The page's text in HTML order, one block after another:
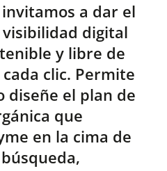
a dar el
digital
y libre de
clic. Permite
diseñe el plan de
que
en la cima de